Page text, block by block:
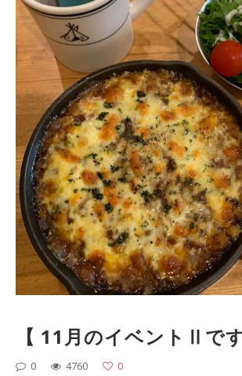
【 11月のイベントⅡです
0 4760
0